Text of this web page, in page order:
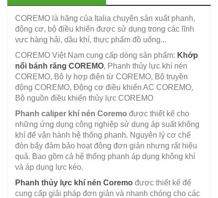
COREMO là hãng của Italia chuyên sản xuất phanh,
động cơ, bộ điều khiển được sử dụng trong các lĩnh
vực hàng hải, dầu khí, thực phẩm đồ uống...
COREMO Việt Nam cung cấp dòng sản phẩm: Khớp
nối bánh răng COREMO, Phanh thủy lực khí nén
COREMO, Bộ ly hợp điện từ COREMO, Bộ truyền
động COREMO, Động cơ điều khiển AC COREMO,
Bộ nguồn điều khiển thủy lực COREMO
Phanh caliper khí nén Coremo được thiết kế cho
những ứng dụng công nghiệp sử dụng áp suất không
khí để vận hành hệ thống phanh. Nguyên lý cơ chế
đòn bẩy đảm bảo hoạt động đơn giản nhưng rất hiệu
quả. Bao gồm cả hệ thống phanh áp dụng không khí
và áp dụng lực kéo.
Phanh thủy lực khí nén Coremo được thiết kế để
cung cấp giải pháp đơn giản và nhanh chóng cho các